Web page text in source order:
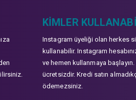
KIMLER
Instagram üyeliği olan herkes
kullanabilir. Instagram
ve hemen kullanmaya başlayın.
ücretsizdir. Kredi satın
ödemezsiniz.